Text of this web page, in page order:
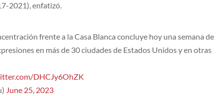
2021), enfatizó.
frente a la Casa Blanca concluye hoy una semana de
en más de 30 ciudades de Estados Unidos y en otras
DHCJy6OhZK
June 25, 2023